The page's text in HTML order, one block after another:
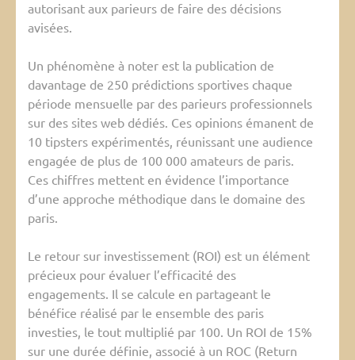
autorisant aux parieurs de faire des décisions
avisées.
Un phénomène à noter est la publication de
davantage de 250 prédictions sportives chaque
période mensuelle par des parieurs professionnels
sur des sites web dédiés. Ces opinions émanent de
10 tipsters expérimentés, réunissant une audience
engagée de plus de 100 000 amateurs de paris.
Ces chiffres mettent en évidence l’importance
d’une approche méthodique dans le domaine des
paris.
Le retour sur investissement (ROI) est un élément
précieux pour évaluer l’efficacité des
engagements. Il se calcule en partageant le
bénéfice réalisé par le ensemble des paris
investies, le tout multiplié par 100. Un ROI de 15%
sur une durée définie, associé à un ROC (Return